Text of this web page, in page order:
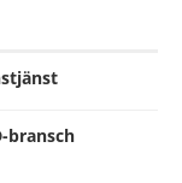
bransch